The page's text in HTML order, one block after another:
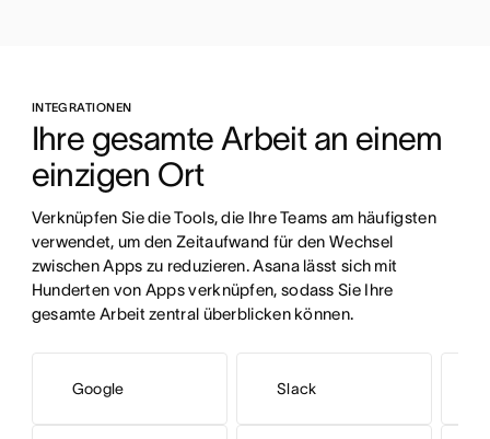
INTEGRATIONEN
Ihre gesamte Arbeit an einem
einzigen Ort
Verknüpfen Sie die Tools, die Ihre Teams am häufigsten
verwendet, um den Zeitaufwand für den Wechsel
zwischen Apps zu reduzieren. Asana lässt sich mit
Hunderten von Apps verknüpfen, sodass Sie Ihre
gesamte Arbeit zentral überblicken können.
Google Slack